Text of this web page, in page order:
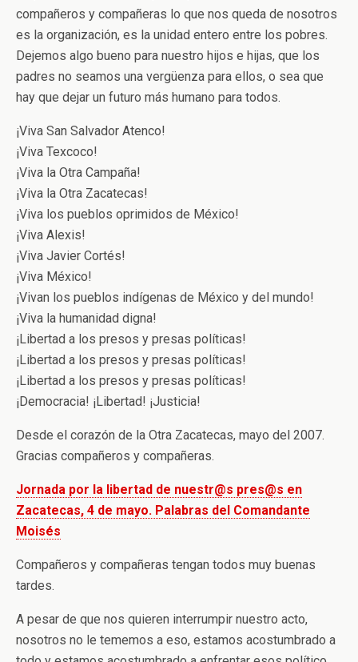
compañeros y compañeras lo que nos queda de nosotros
es la organización, es la unidad entero entre los pobres.
Dejemos algo bueno para nuestro hijos e hijas, que los
padres no seamos una vergüenza para ellos, o sea que
hay que dejar un futuro más humano para todos.
¡Viva San Salvador Atenco!
¡Viva Texcoco!
¡Viva la Otra Campaña!
¡Viva la Otra Zacatecas!
¡Viva los pueblos oprimidos de México!
¡Viva Alexis!
¡Viva Javier Cortés!
¡Viva México!
¡Vivan los pueblos indígenas de México y del mundo!
¡Viva la humanidad digna!
¡Libertad a los presos y presas políticas!
¡Libertad a los presos y presas políticas!
¡Libertad a los presos y presas políticas!
¡Democracia! ¡Libertad! ¡Justicia!
Desde el corazón de la Otra Zacatecas, mayo del 2007.
Gracias compañeros y compañeras.
Jornada por la libertad de nuestr@s pres@s en
Zacatecas, 4 de mayo. Palabras del Comandante
Moisés
Compañeros y compañeras tengan todos muy buenas
tardes.
A pesar de que nos quieren interrumpir nuestro acto,
nosotros no le tememos a eso, estamos acostumbrado a